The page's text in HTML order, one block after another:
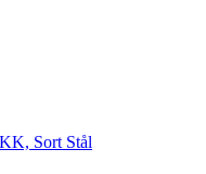
Sort Stål